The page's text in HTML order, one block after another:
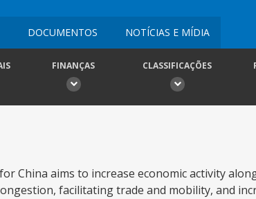
DOCUMENTOS NOTÍCIAS E MÍDIA
FINANÇAS CLASSIFICAÇÕES
China aims to increase economic activity
facilitating trade and mobility, and